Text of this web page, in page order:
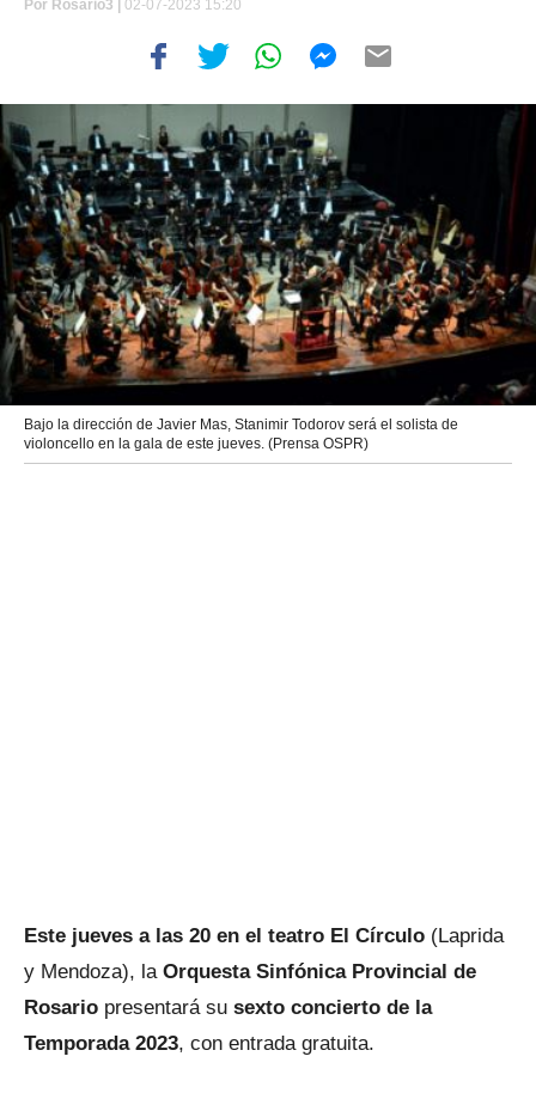
Por Rosario3 | 02-07-2023 15:20
Bajo la dirección de Javier Mas, Stanimir Todorov será el solista de
violoncello en la gala de este jueves. (Prensa OSPR)
Este jueves a las 20 en el teatro El Círculo (Laprida
y Mendoza), la Orquesta Sinfónica Provincial de
Rosario presentará su sexto concierto de la
Temporada 2023, con entrada gratuita.